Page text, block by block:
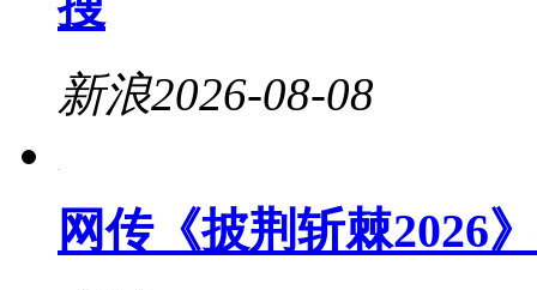
新浪2026-08-08
网传《披荆斩棘2026